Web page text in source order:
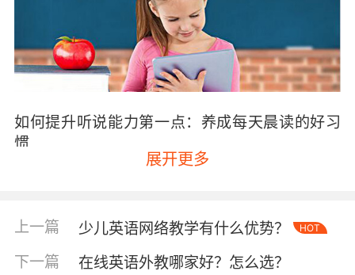
如何提升听说能力第一点：养成每天晨读的好习
惯
知名少儿英语培训机构经验建议大家最好是，每
园。晨读的英语书籍材料最好是有配套音频的，
内容可以是单词、短语、句子也可以是文章等。
展开更多
上一篇 少儿英语网络教学有什么优势？ HOT
下一篇 在线英语外教哪家好？怎么选？